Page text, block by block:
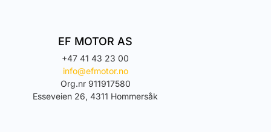
EF MOTOR AS
+47 41 43 23 00
info@efmotor.no
Org.nr 911917580
Esseveien 26, 4311 Hommersåk